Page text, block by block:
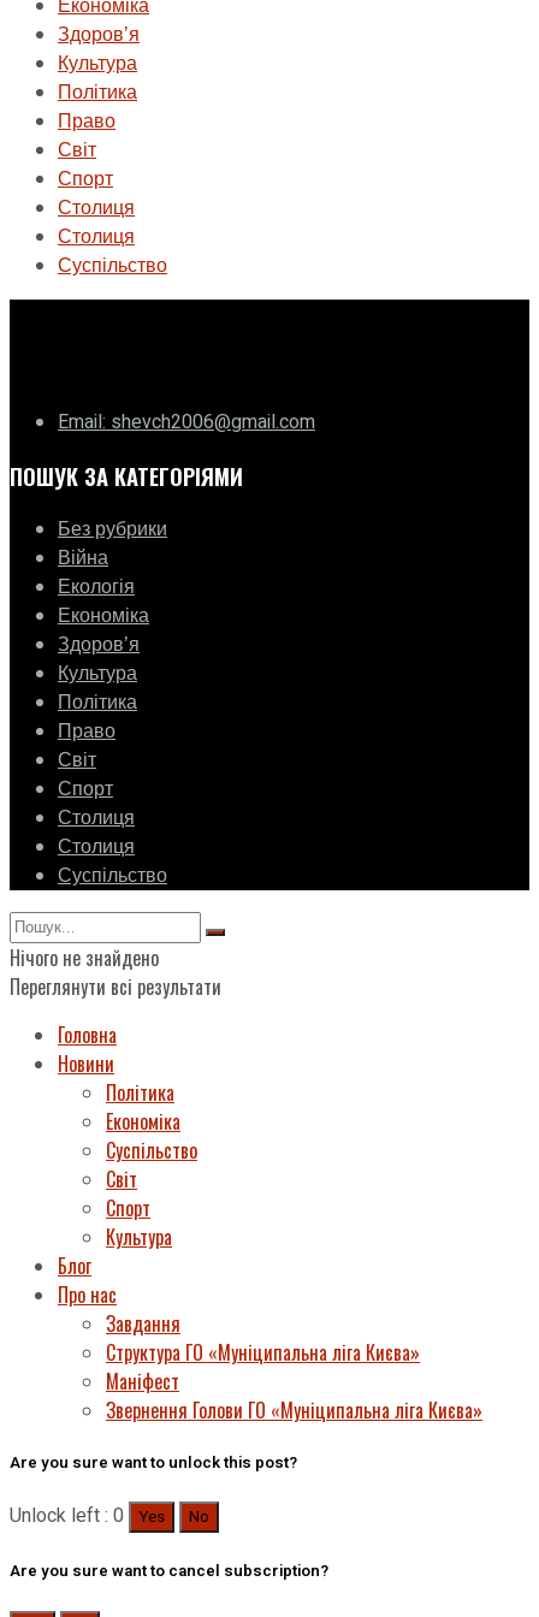
Економіка
Здоровʼя
Культура
Політика
Право
Світ
Спорт
Столиця
Столиця
Суспільство
Email: shevch2006@gmail.com
ПОШУК ЗА КАТЕГОРІЯМИ
Без рубрики
Війна
Екологія
Економіка
Здоровʼя
Культура
Політика
Право
Світ
Спорт
Столиця
Столиця
Суспільство
Нічого не знайдено
Переглянути всі результати
Головна
Новини
Політика
Економіка
Суспільство
Світ
Спорт
Культура
Блог
Про нас
Завдання
Структура ГО «Муніципальна ліга Києва»
Маніфест
Звернення Голови ГО «Муніципальна ліга Києва»
Are you sure want to unlock this post?
Unlock left : 0 Yes No
Are you sure want to cancel subscription?